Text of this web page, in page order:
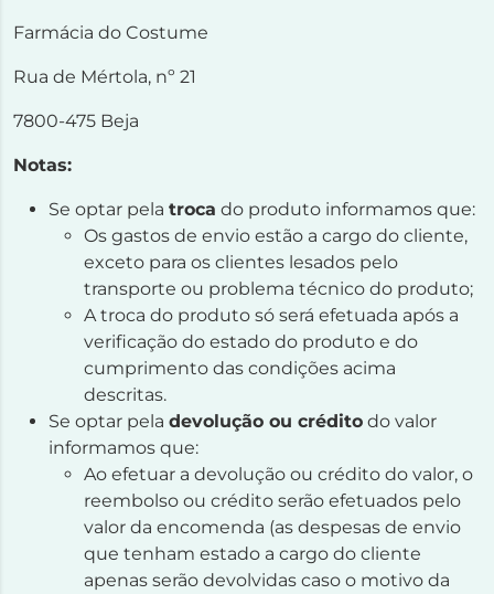
Farmácia do Costume
Rua de Mértola, nº 21
7800-475 Beja
Notas:
Se optar pela troca do produto informamos que:
Os gastos de envio estão a cargo do cliente,
exceto para os clientes lesados pelo
transporte ou problema técnico do produto;
A troca do produto só será efetuada após a
verificação do estado do produto e do
cumprimento das condições acima
descritas.
Se optar pela devolução ou crédito do valor
informamos que:
Ao efetuar a devolução ou crédito do valor, o
reembolso ou crédito serão efetuados pelo
valor da encomenda (as despesas de envio
que tenham estado a cargo do cliente
apenas serão devolvidas caso o motivo da